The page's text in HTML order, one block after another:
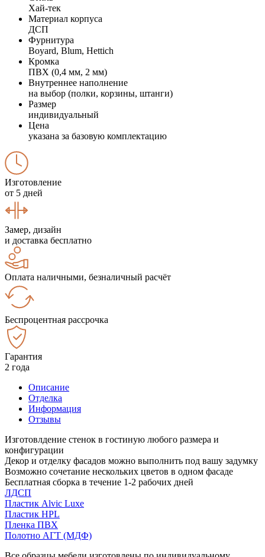
Хай-тек
Материал корпуса
ДСП
Фурнитура
Boyard, Blum, Hettich
Кромка
ПВХ (0,4 мм, 2 мм)
Внутреннее наполнение
на выбор (полки, корзины, штанги)
Размер
индивидуальный
Цена
указана за базовую комплектацию
Изготовление
от 5 дней
Замер, дизайн
и доставка бесплатно
Оплата наличными, безналичный расчёт
Беспроцентная рассрочка
Гарантия
2 года
Описание
Отделка
Информация
Отзывы
Изготовлдение стенок в гостиную любого размера и
конфигурации
Декор и отделку фасадов можно выполнить под вашу задумку
Возможно сочетание нескольких цветов в одном фасаде
Бесплатная сборка в течение 1-2 рабочих дней
ЛДСП
Пластик Alvic Luxe
Пластик HPL
Пленка ПВХ
Полотно АГТ (МДФ)